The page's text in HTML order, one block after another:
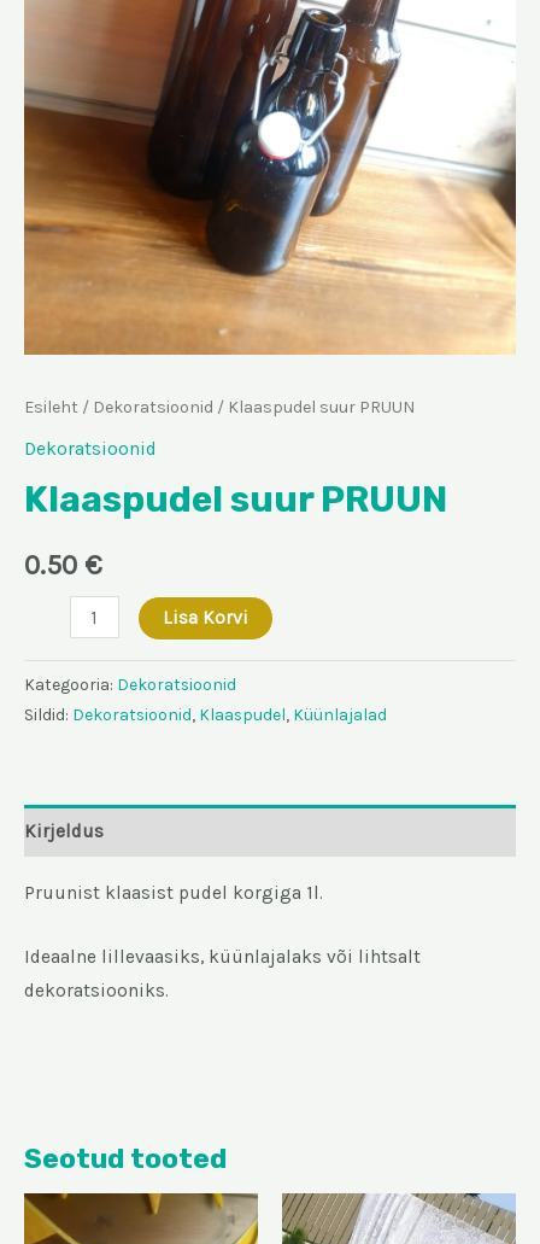
Esileht / Dekoratsioonid / Klaaspudel suur PRUUN
Dekoratsioonid
Klaaspudel suur PRUUN
0.50 €
Klaaspudel
PRUUN
kogus
Lisa Korvi
Kategooria: Dekoratsioonid
Sildid: Dekoratsioonid, Klaaspudel, Küünlajalad
Kirjeldus
Pruunist klaasist pudel korgiga 1l.
Ideaalne lillevaasiks, küünlajalaks või lihtsalt
dekoratsiooniks.
Seotud tooted